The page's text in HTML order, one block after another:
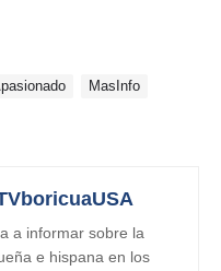
MasInfo
a informar sobre la
e hispana en los